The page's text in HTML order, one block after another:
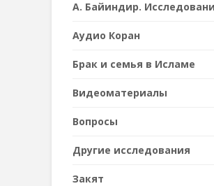
А. Байиндир.
Аудио Коран
Брак и семья в Исламе
Видеоматериалы
Вопросы
Другие исследования
Закят